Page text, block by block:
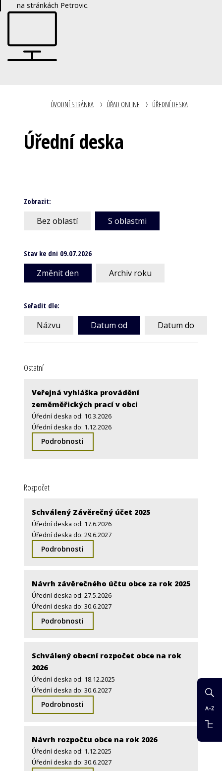
na stránkách Petrovic.
ÚVODNÍ STRÁNKA ÚŘAD ONLINE ÚŘEDNÍ DESKA
Úřední deska
Zobrazit:
Bez oblastí S oblastmi
Stav ke dni 09.07.2026
Změnit den Archiv roku
Seřadit dle:
Názvu Datum od Datum do
Ostatní
Veřejná vyhláška provádění
zeměměřických prací v obci
Úřední deska od: 10.3.2026
Úřední deska do: 1.12.2026
Podrobnosti
Rozpočet
Schválený Závěrečný účet 2025
Úřední deska od: 17.6.2026
Úřední deska do: 29.6.2027
Podrobnosti
Návrh závěrečného účtu obce za rok 2025
Úřední deska od: 27.5.2026
Úřední deska do: 30.6.2027
Podrobnosti
Schválený obecní rozpočet obce na rok
2026
Úřední deska od: 18.12.2025
Úřední deska do: 30.6.2027
Podrobnosti
Návrh rozpočtu obce na rok 2026
Úřední deska od: 1.12.2025
Úřední deska do: 30.6.2027